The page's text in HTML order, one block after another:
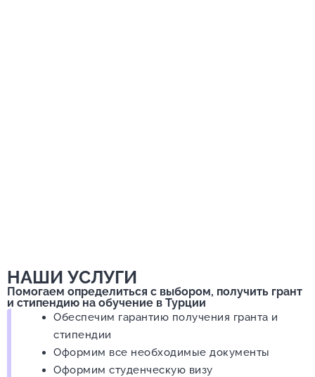
НАШИ УСЛУГИ
Помогаем определиться с выбором, получить грант
и стипендию на обучение в Турции
Обеспечим гарантию получения гранта и
стипендии
Оформим все необходимые документы
Оформим студенческую визу